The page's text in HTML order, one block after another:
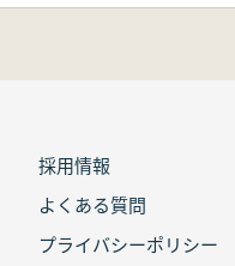
採用情報
よくある質問
プライバシーポリシー